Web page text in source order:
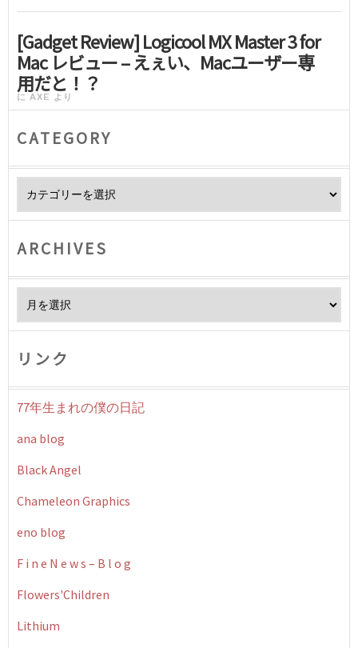
[Gadget Review] Logicool MX Master 3 for
Mac レビュー – えぇい、Macユーザー専
用だと！？
に AXE より
CATEGORY
ARCHIVES
リンク
77年生まれの僕の日記
ana blog
Black Angel
Chameleon Graphics
eno blog
F i n e N e w s – B l o g
Flowers'Children
Lithium